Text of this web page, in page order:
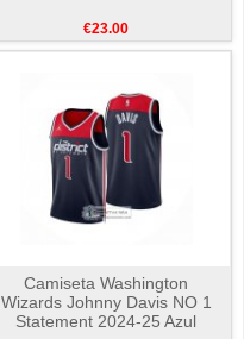
€23.00
Camiseta Washington
Wizards Johnny Davis NO 1
Statement 2024-25 Azul